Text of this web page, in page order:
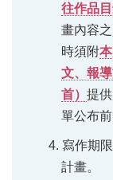
往作品目
畫內容
時須附
文、報
首） 提
單公布前
4. 寫作期
計畫。